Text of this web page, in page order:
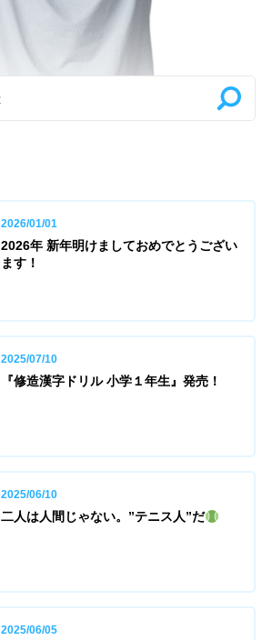
2026/01/01
2026年 新年明けましておめでとうござい
ます！
2025/07/10
『修造漢字ドリル 小学１年生』発売！
2025/06/10
二人は人間じゃない。”テニス人”だ
2025/06/05